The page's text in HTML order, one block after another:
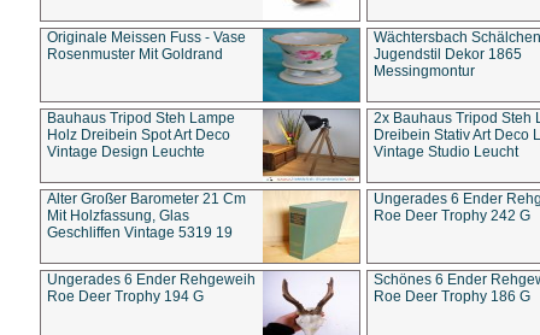
Originale Meissen Fuss - Vase
Rosenmuster Mit Goldrand
Wächtersbach Schälchen
Jugendstil Dekor 1865
Messingmontur
Bauhaus Tripod Steh Lampe
Holz Dreibein Spot Art Deco
Vintage Design Leuchte
2x Bauhaus Tripod Steh
Dreibein Stativ Art Deco
Vintage Studio Leucht
Alter Großer Barometer 21 Cm
Mit Holzfassung, Glas
Geschliffen Vintage 5319 19
Ungerades 6 Ender
Roe Deer Trophy 242 G
Ungerades 6 Ender Rehgeweih
Roe Deer Trophy 194 G
Schönes 6 Ender
Roe Deer Trophy 186 G